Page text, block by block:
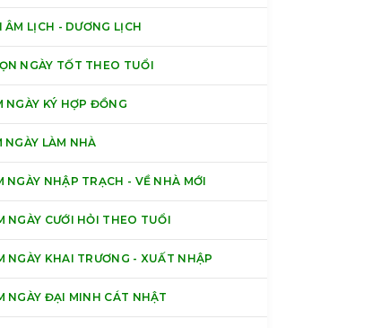
LỊCH - DƯƠNG LỊCH
NGÀY TỐT THEO TUỔI
NGÀY KÝ HỢP ĐỒNG
NGÀY LÀM NHÀ
NGÀY NHẬP TRẠCH - VỀ NHÀ MỚI
NGÀY CƯỚI HỎI THEO TUỔI
NGÀY KHAI TRƯƠNG - XUẤT NHẬP
NGÀY ĐẠI MINH CÁT NHẬT